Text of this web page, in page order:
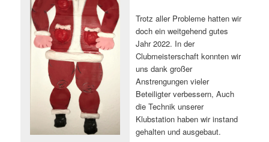
Trotz aller Probleme hatten wir
doch ein weitgehend gutes
Jahr 2022. In der
Clubmeisterschaft konnten wir
uns dank großer
Anstrengungen vieler
Beteiligter verbessern, Auch
die Technik unserer
Klubstation haben wir instand
gehalten und ausgebaut.